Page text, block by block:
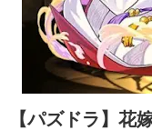
【パズドラ】 花